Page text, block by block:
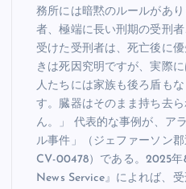
務所には暗黙のルールがあ
者、極端に長い刑期の受刑
受けた受刑者は、死亡後に
きは死因究明ですが、実際
人たちには家族も後ろ盾も
す。臓器はそのまま持ち去
ん。」 代表的な事例が、ア
ル事件」（ジェファーソン
CV-00478）である。2025
News Service』によれば、